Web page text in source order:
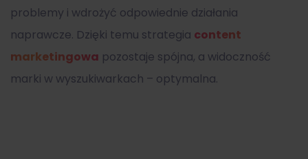
problemy i wdrożyć odpowiednie działania
naprawcze. Dzięki temu strategia content
marketingowa pozostaje spójna, a widoczność
marki w wyszukiwarkach – optymalna.